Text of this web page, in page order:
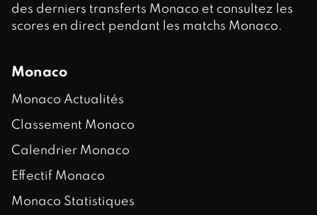
des derniers transferts Monaco et consultez les
scores en direct pendant les matchs Monaco.
Monaco
Monaco Actualités
Classement Monaco
Calendrier Monaco
Effectif Monaco
Monaco Statistiques